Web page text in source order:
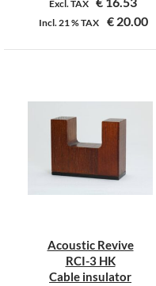
Excl. TAX
Incl.21 %TAX €20.00
Dit
variaties.
Deze
kan
gekozen
de
productpagina
Acoustic Revive
RCI-3 HK
Cable insulator